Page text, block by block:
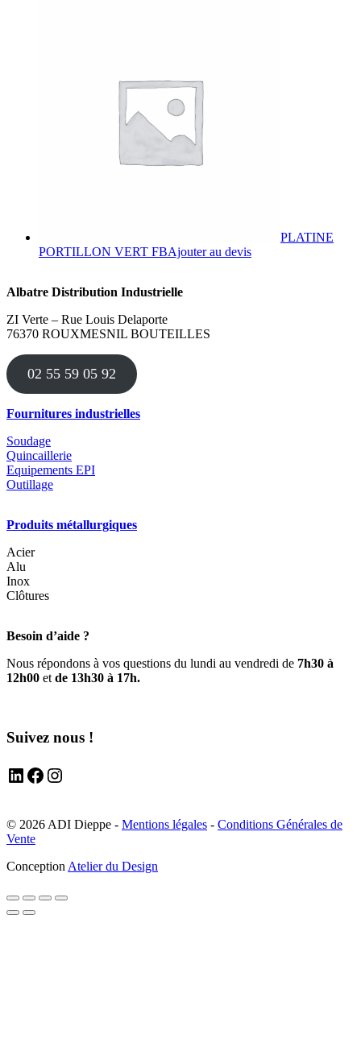
PLATINE
PORTILLON VERT FBAjouter au devis
Albatre Distribution Industrielle
ZI Verte – Rue Louis Delaporte
76370 ROUXMESNIL BOUTEILLES
02 55 59 05 92
Fournitures industrielles
Soudage
Quincaillerie
Equipements EPI
Outillage
Produits métallurgiques
Acier
Alu
Inox
Clôtures
Besoin d’aide ?
Nous répondons à vos questions du lundi au vendredi de 7h30 à
12h00 et de 13h30 à 17h.
Suivez nous !
LinkedIn Facebook Instagram
© 2026 ADI Dieppe - Mentions légales - Conditions Générales de
Vente
ConceptionAtelier du Design